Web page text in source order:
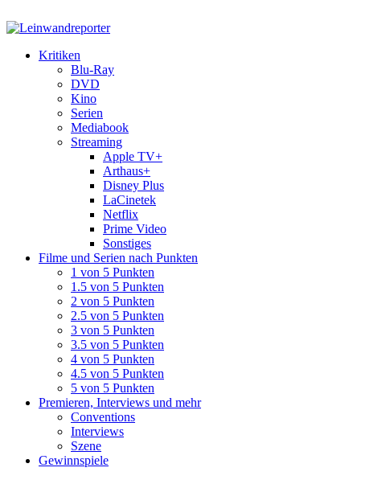
Kritiken
Blu-Ray
DVD
Kino
Serien
Mediabook
Streaming
Apple TV+
Arthaus+
Disney Plus
LaCinetek
Netflix
Prime Video
Sonstiges
Filme und Serien nach Punkten
1 von 5 Punkten
1.5 von 5 Punkten
2 von 5 Punkten
2.5 von 5 Punkten
3 von 5 Punkten
3.5 von 5 Punkten
4 von 5 Punkten
4.5 von 5 Punkten
5 von 5 Punkten
Premieren, Interviews und mehr
Conventions
Interviews
Szene
Gewinnspiele